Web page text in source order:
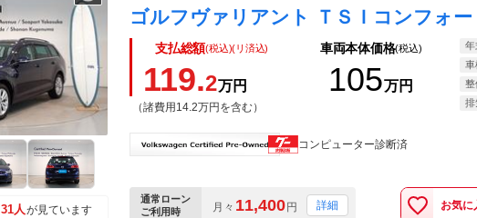
31人が見ています
支払総額(税込)(リ済込)
119.2万円
（諸費用14.2万円を含む）
車両本体価格(税込)
105万円
年
車
整
排
コンピューター診断済
通常ローン
ご利用時
月々 11,400円 詳細 お気に